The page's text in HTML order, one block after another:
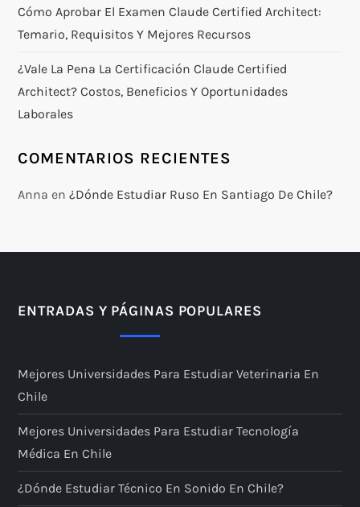
Cómo Aprobar El Examen Claude Certified Architect:
Temario, Requisitos Y Mejores Recursos
¿Vale La Pena La Certificación Claude Certified
Architect? Costos, Beneficios Y Oportunidades
Laborales
COMENTARIOS RECIENTES
Anna en¿Dónde Estudiar Ruso En Santiago De Chile?
ENTRADAS Y PÁGINAS POPULARES
Mejores Universidades Para Estudiar Veterinaria En
Chile
Mejores Universidades Para Estudiar Tecnología
Médica En Chile
¿Dónde Estudiar Técnico En Sonido En Chile?